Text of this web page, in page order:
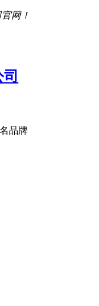
网！
品牌